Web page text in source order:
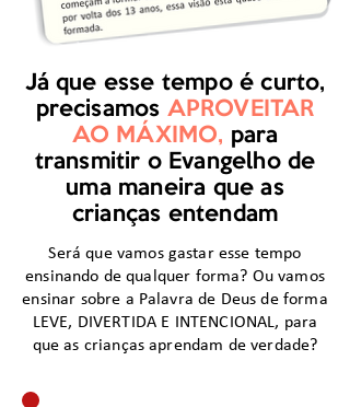
Já que esse tempo é curto,
precisamos APROVEITAR
AO MÁXIMO, para
transmitir o Evangelho de
uma maneira que as
crianças entendam
Será que vamos gastar esse tempo
ensinando de qualquer forma? Ou vamos
ensinar sobre a Palavra de Deus de forma
LEVE, DIVERTIDA E INTENCIONAL, para
que as crianças aprendam de verdade?